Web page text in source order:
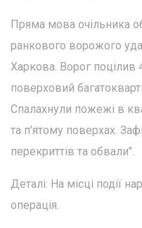
Пряма мова очільника
ранкового ворожого
Харкова. Ворог
поверховий
Спалахнули пожежі в
та п'ятому поверхах.
перекриттів та обвали".
Деталі: На місці події
операція.